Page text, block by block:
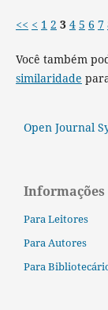
<< < 1 2 3 4 5 6 7
Você também
similaridade
Open Journal
Informações
Para Leitores
Para Autores
Para